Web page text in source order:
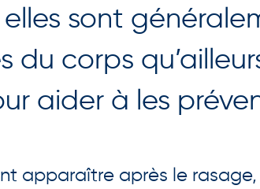
sont
corps
aider à les
apparaître après le rasage,